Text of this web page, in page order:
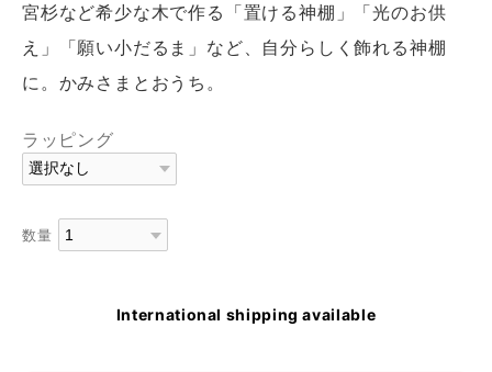
宮杉など希少な木で作る「置ける神棚」「光のお供
え」「願い小だるま」など、自分らしく飾れる神棚
に。かみさまとおうち。
ラッピング
数量
International shipping available